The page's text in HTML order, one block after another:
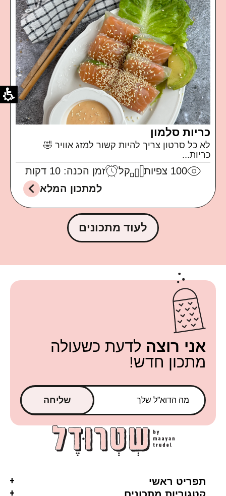
כריות סלמון
לא כל סרטון צריך להיות קשור למזג אוויר 🤣
כריות...
100 צפיות קל
זמן הכנה: 10 דקות
למתכון המלא
לעוד מתכונים
אני רוצה לדעת כשעולה
מתכון חדש!
שליחה
תפריט ראשי